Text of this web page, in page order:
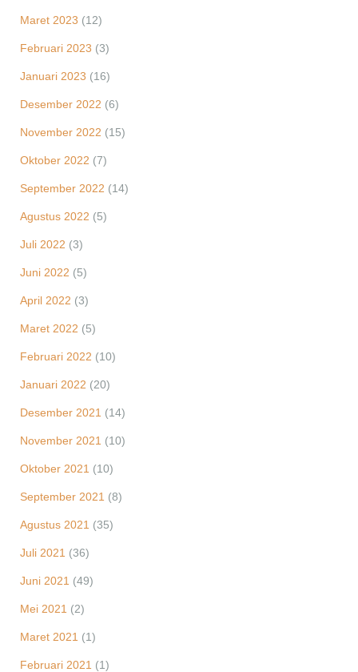
Maret 2023 (12)
Februari 2023 (3)
Januari 2023 (16)
Desember 2022 (6)
November 2022 (15)
Oktober 2022 (7)
September 2022 (14)
Agustus 2022 (5)
Juli 2022 (3)
Juni 2022 (5)
April 2022 (3)
Maret 2022 (5)
Februari 2022 (10)
Januari 2022 (20)
Desember 2021 (14)
November 2021 (10)
Oktober 2021 (10)
September 2021 (8)
Agustus 2021 (35)
Juli 2021 (36)
Juni 2021 (49)
Mei 2021 (2)
Maret 2021 (1)
Februari 2021 (1)